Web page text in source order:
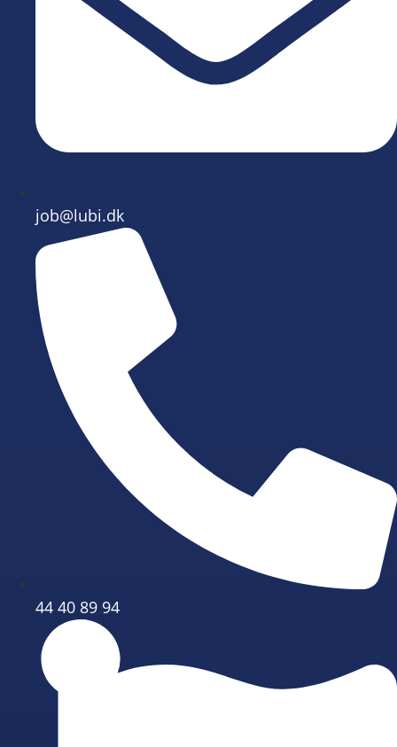
job@lubi.dk
44 40 89 94